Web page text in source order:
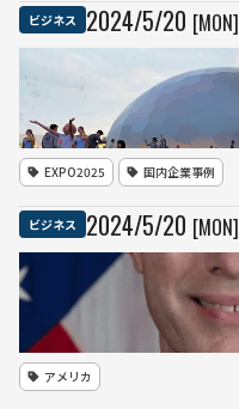
ビジネス 2024/5/20 [MON]
EXPO2025 国内企業事例
ビジネス 2024/5/20 [MON]
アメリカ